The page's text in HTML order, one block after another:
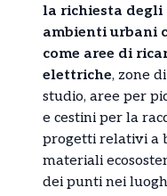
la richiesta degli
ambienti urbani
come aree di
elettriche, zone
studio, aree per
e cestini per la
progetti relativi a
materiali
dei punti nei